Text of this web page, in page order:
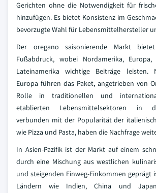
Gerichten ohne die Notwendigkeit für
hinzufügen. Es bietet Konsistenz im
bevorzugte Wahl für Lebensmittelhersteller
Der oregano saisonierende Markt
Fußabdruck, wobei Nordamerika, Europa,
Lateinamerika wichtige Beiträge leisten.
Europa führen das Paket, angetrieben von
Rolle in traditionellen und
etablierten Lebensmittelsektoren in
verbunden mit der Popularität der
wie Pizza und Pasta, haben die Nachfrage
In Asien-Pazifik ist der Markt auf einem
durch eine Mischung aus westlichen
und steigenden Einweg-Einkommen geprägt
Ländern wie Indien, China und